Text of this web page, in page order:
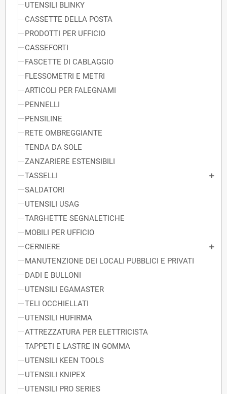
UTENSILI BLINKY
CASSETTE DELLA POSTA
PRODOTTI PER UFFICIO
CASSEFORTI
FASCETTE DI CABLAGGIO
FLESSOMETRI E METRI
ARTICOLI PER FALEGNAMI
PENNELLI
PENSILINE
RETE OMBREGGIANTE
TENDA DA SOLE
ZANZARIERE ESTENSIBILI
TASSELLI
SALDATORI
UTENSILI USAG
TARGHETTE SEGNALETICHE
MOBILI PER UFFICIO
CERNIERE
MANUTENZIONE DEI LOCALI PUBBLICI E PRIVATI
DADI E BULLONI
UTENSILI EGAMASTER
TELI OCCHIELLATI
UTENSILI HUFIRMA
ATTREZZATURA PER ELETTRICISTA
TAPPETI E LASTRE IN GOMMA
UTENSILI KEEN TOOLS
UTENSILI KNIPEX
UTENSILI PRO SERIES